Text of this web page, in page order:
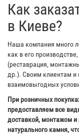
Как
в Киеве?
Наша компания много
как в его
(реставрация,
др.). Своим клиентам и
взаимовыгодных
При розничных
предоставляем все
доставкой, монтажом и
натурального камня,